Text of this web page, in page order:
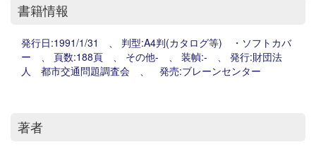
書籍情報
発行日:1991/1/31 、 判型:A4判(カタログ等) ・ソフトカバ
ー 、 頁数:188頁 、 その他- 、 装幀:- 、 発行:財団法
人 都市交通問題調査会 、 発売:ブレーンセンター
著者